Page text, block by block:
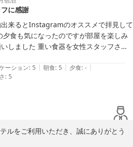
お過ごしにお越しくださいませ。
に感謝
来るとInstagramのオススメで拝見して
食も気になったのですが部屋を楽しみ
しました 重い食器を女性スタッフさん
訳なかったです 笑顔でいつも対応して
🎖️
後は運びやすい幕内的なメニューもあれ
歩も外へ行く気になれませんでした(
全てのスタッフさんの対応に感謝してい
ーション: 5 | 朝食: 5 | 夕食: - |
: 5
ルをご利用いただき、誠にありがとう